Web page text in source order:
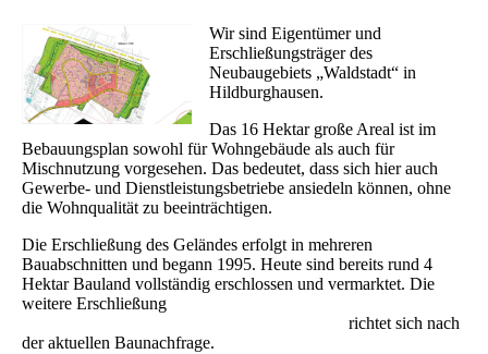
Wir sind Eigentümer und
Erschließungsträger des
Neubaugebiets „Waldstadt“ in
Hildburghausen.
Das 16 Hektar große Areal ist im
Bebauungsplan sowohl für Wohngebäude als auch für
Mischnutzung vorgesehen. Das bedeutet, dass sich hier auch
Gewerbe- und Dienstleistungsbetriebe ansiedeln können, ohne
die Wohnqualität zu beeinträchtigen.
Die Erschließung des Geländes erfolgt in mehreren
Bauabschnitten und begann 1995. Heute sind bereits rund 4
Hektar Bauland vollständig erschlossen und vermarktet. Die
weitere Erschließung
richtet sich nach
der aktuellen Baunachfrage.